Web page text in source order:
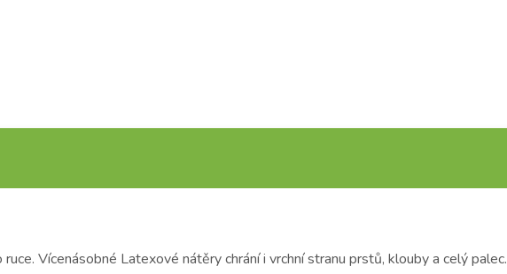
Vícenásobné Latexové nátěry chrání i vrchní stranu prstů, klouby a celý palec.